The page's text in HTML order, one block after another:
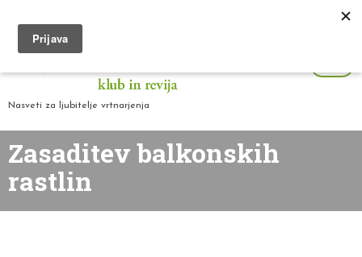
Nasveti za ljubitelje vrtnarjenja
Zasaditev balkonskih
rastlin